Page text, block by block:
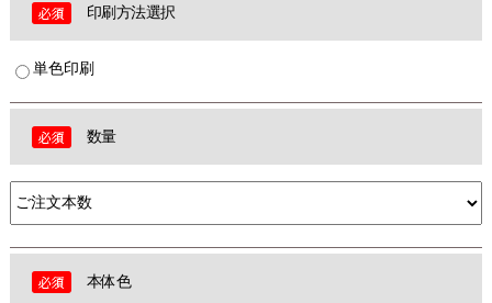
印刷方法選択
単色印刷
数量
本体色